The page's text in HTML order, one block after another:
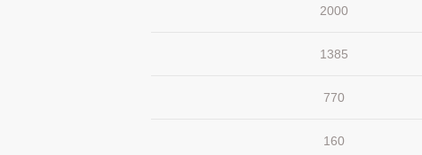
2000
1385
770
160